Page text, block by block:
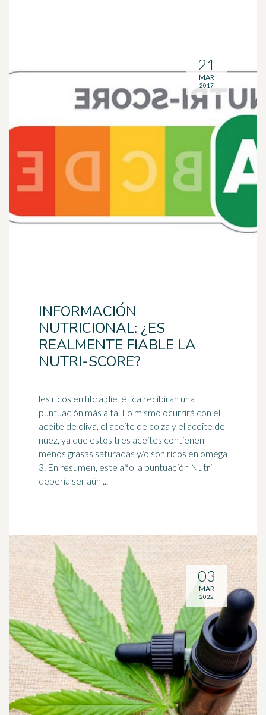
INFORMACIÓN
NUTRICIONAL: ¿ES
REALMENTE FIABLE LA
NUTRI-SCORE?
les ricos en fibra dietética recibirán una
puntuación más alta. Lo mismo ocurrirá con el
aceite de oliva, el aceite de colza y el aceite de
nuez, ya que estos tres aceites contienen
menos grasas saturadas y/o son ricos en omega
3. En resumen, este año la puntuación Nutri
debería ser aún ...
21
MAR
2017
03
MAR
2022